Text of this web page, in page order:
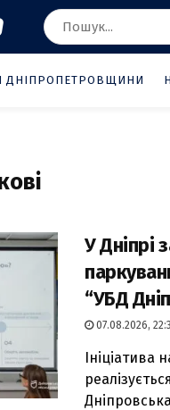
ДНІПРОПЕТРОВЩИНИ
У Дніпрі
“УБД
07.08.2026,
Ініціатива